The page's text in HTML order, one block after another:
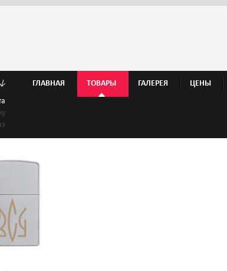
↓
ГЛАВНАЯ ТОВАРЫ ГАЛЕРЕЯ ЦЕНЫ